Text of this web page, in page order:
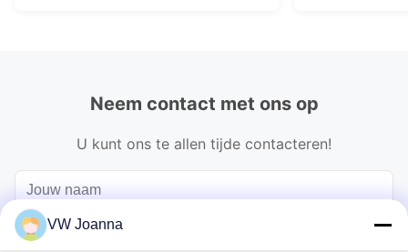
Neem contact met ons op
U kunt ons te allen tijde contacteren!
VW Joanna